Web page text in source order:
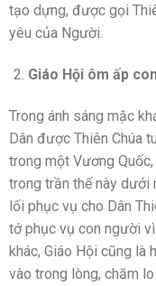
tạo dựng, được gọi
yêu của Người.
Giáo Hội ôm ấp
Trong ánh sáng mặc
Dân được Thiên Chúa
trong một Vương
trong trần thế này dưới
lối phục vụ cho Dân
tớ phục vụ con người
khác, Giáo Hội cũng là
vào trong lòng, chăm